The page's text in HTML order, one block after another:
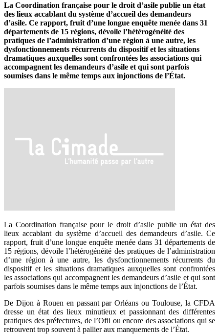
La Coordination française pour le droit d’asile publie un état
des lieux accablant du système d’accueil des demandeurs
d’asile. Ce rapport, fruit d’une longue enquête menée dans 31
départements de 15 régions, dévoile l’hétérogénéité des
pratiques de l’administration d’une région à une autre, les
dysfonctionnements récurrents du dispositif et les situations
dramatiques auxquelles sont confrontées les associations qui
accompagnent les demandeurs d’asile et qui sont parfois
soumises dans le même temps aux injonctions de l’État.
La Coordination française pour le droit d’asile publie un état des
lieux accablant du système d’accueil des demandeurs d’asile. Ce
rapport, fruit d’une longue enquête menée dans 31 départements de
15 régions, dévoile l’hétérogénéité des pratiques de l’administration
d’une région à une autre, les dysfonctionnements récurrents du
dispositif et les situations dramatiques auxquelles sont confrontées
les associations qui accompagnent les demandeurs d’asile et qui sont
parfois soumises dans le même temps aux injonctions de l’État.
De Dijon à Rouen en passant par Orléans ou Toulouse, la CFDA
dresse un état des lieux minutieux et passionnant des différentes
pratiques des préfectures, de l’Ofii ou encore des associations qui se
retrouvent trop souvent à pallier aux manquements de l’État.